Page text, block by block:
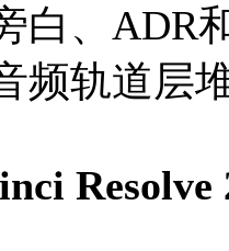
白、ADR
频轨道层